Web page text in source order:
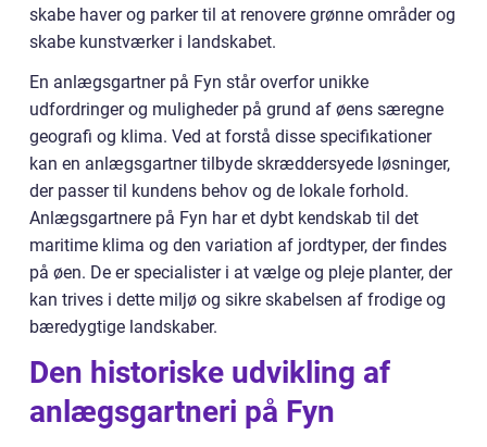
skabe haver og parker til at renovere grønne områder og
skabe kunstværker i landskabet.
En anlægsgartner på Fyn står overfor unikke
udfordringer og muligheder på grund af øens særegne
geografi og klima. Ved at forstå disse specifikationer
kan en anlægsgartner tilbyde skræddersyede løsninger,
der passer til kundens behov og de lokale forhold.
Anlægsgartnere på Fyn har et dybt kendskab til det
maritime klima og den variation af jordtyper, der findes
på øen. De er specialister i at vælge og pleje planter, der
kan trives i dette miljø og sikre skabelsen af frodige og
bæredygtige landskaber.
Den historiske udvikling af
anlægsgartneri på Fyn